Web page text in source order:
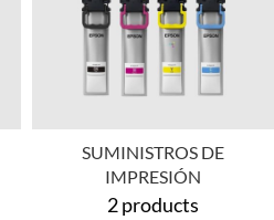
SUMINISTROS DE
IMPRESIÓN
2 products